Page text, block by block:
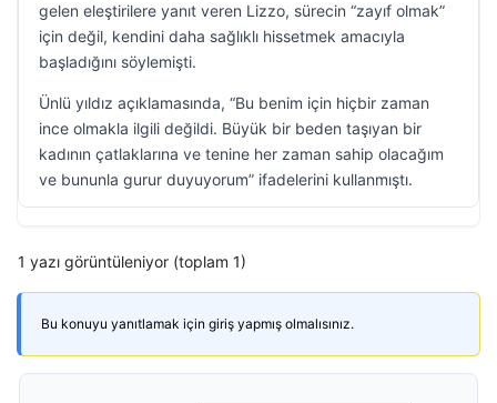
gelen eleştirilere yanıt veren Lizzo, sürecin “zayıf olmak”
için değil, kendini daha sağlıklı hissetmek amacıyla
başladığını söylemişti.
Ünlü yıldız açıklamasında, “Bu benim için hiçbir zaman
ince olmakla ilgili değildi. Büyük bir beden taşıyan bir
kadının çatlaklarına ve tenine her zaman sahip olacağım
ve bununla gurur duyuyorum” ifadelerini kullanmıştı.
1 yazı görüntüleniyor (toplam 1)
Bu konuyu yanıtlamak için giriş yapmış olmalısınız.